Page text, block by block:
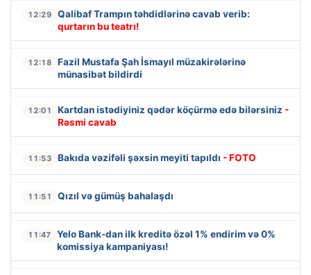
12:29
Qalibaf Trampın təhdidlərinə cavab verib:
qurtarın bu teatrı!
12:18
Fazil Mustafa Şah İsmayıl müzakirələrinə
münasibət bildirdi
12:01 Kartdan istədiyiniz qədər köçürmə edə bilərsiniz -
Rəsmi cavab
11:53 Bakıda vəzifəli şəxsin meyiti tapıldı - FOTO
11:51 Qızıl və gümüş bahalaşdı
11:47
Yelo Bank-dan ilk kreditə özəl 1% endirim və 0%
komissiya kampaniyası!